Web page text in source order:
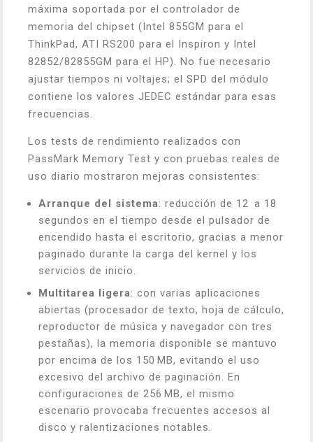
máxima soportada por el controlador de
memoria del chipset (Intel 855GM para el
ThinkPad, ATI RS200 para el Inspiron y Intel
82852/82855GM para el HP). No fue necesario
ajustar tiempos ni voltajes; el SPD del módulo
contiene los valores JEDEC estándar para esas
frecuencias.
Los tests de rendimiento realizados con
PassMark Memory Test y con pruebas reales de
uso diario mostraron mejoras consistentes:
Arranque del sistema: reducción de 12 a 18
segundos en el tiempo desde el pulsador de
encendido hasta el escritorio, gracias a menor
paginado durante la carga del kernel y los
servicios de inicio.
Multitarea ligera: con varias aplicaciones
abiertas (procesador de texto, hoja de cálculo,
reproductor de música y navegador con tres
pestañas), la memoria disponible se mantuvo
por encima de los 150 MB, evitando el uso
excesivo del archivo de paginación. En
configuraciones de 256 MB, el mismo
escenario provocaba frecuentes accesos al
disco y ralentizaciones notables.